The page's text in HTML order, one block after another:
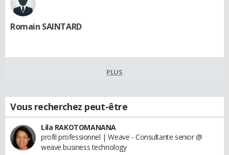
Romain SAINTARD
PLUS
Vous recherchez peut-être
Lila RAKOTOMANANA
profil professionnel | Weave - Consultante senior @
weave business technology